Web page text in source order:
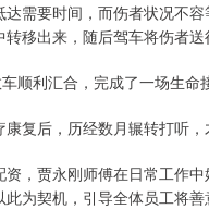
需要时间，而伤者状况不
移出来，随后驾车将伤者送
顺利汇合，完成了一场生命
复后，历经数月辗转打听
，贾永刚师傅在日常工作
为契机，引导全体员工将善